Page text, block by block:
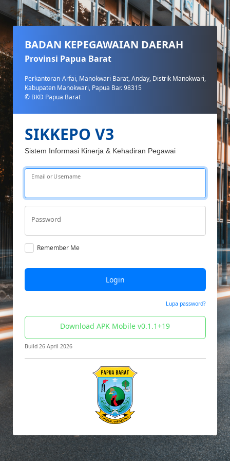
BADAN KEPEGAWAIAN DAERAH
Provinsi Papua Barat
Perkantoran-Arfai, Manokwari Barat, Anday, Distrik Manokwari,
Kabupaten Manokwari, Papua Bar. 98315
© BKD Papua Barat
SIKKEPO V3
Sistem Informasi Kinerja & Kehadiran Pegawai
Email or Username
Password
Remember Me
Login
Lupa password?
Download APK Mobile v0.1.1+19
Build 26 April 2026